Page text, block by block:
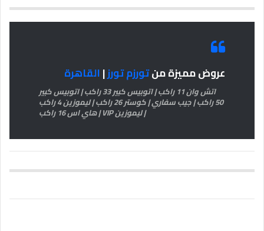
عروض مميزة منتورزم تورز|القاهرة
اتش وان 11 راكب | اتوبيس كبير 33 راكب | اتوبيس كبير
50 راكب | جيب سفاري | كوستر 26 راكب | ليموزين 4 راكب
| ليموزين VIP | هاي اس 16 راكب